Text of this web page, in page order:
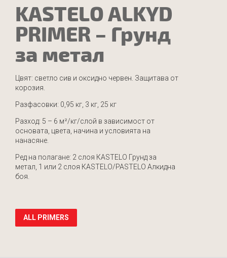
KASTELO ALKYD
PRIMER – Грунд
за метал
Цвят: светло сив и оксидно червен. Защитава от
корозия.
Разфасовки: 0,95 кг, 3 кг, 25 кг
Разход: 5 – 6 м²/кг/слой в зависимост от
основата, цвета, начина и условията на
нанасяне.
Ред на полагане: 2 слоя КASTELO Грунд за
метал, 1 или 2 слоя КASTELO/PASTELO Алкидна
боя.
ALL PRIMERS